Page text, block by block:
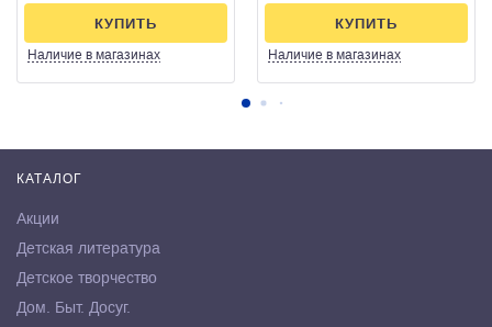
Наличие в магазинах
КУПИТЬ
Наличие в магазинах
КУПИТЬ
КАТАЛОГ
Акции
Детская литература
Детское творчество
Дом. Быт. Досуг.